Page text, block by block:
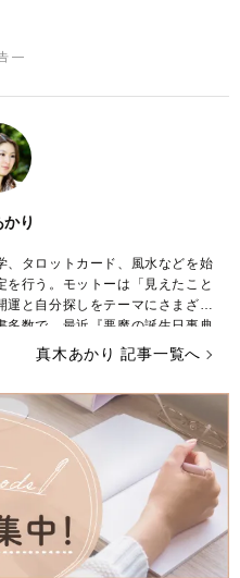
―
り
、タロットカード、風水などを始
行う。モットーは「見えたこと
と自分探しをテーマにさまざま
多数で、最近『悪魔の誕生日事典
占いでもランキング1位を獲得
makiakari.petit.cc
makiakari.hatenablog.com
真木あかり 記事一覧へ